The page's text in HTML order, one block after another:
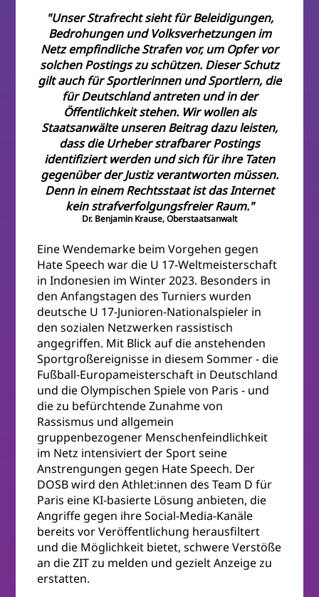
"Unser Strafrecht sieht für Beleidigungen,
Bedrohungen und Volksverhetzungen im
Netz empfindliche Strafen vor, um Opfer vor
solchen Postings zu schützen. Dieser Schutz
gilt auch für Sportlerinnen und Sportlern, die
für Deutschland antreten und in der
Öffentlichkeit stehen. Wir wollen als
Staatsanwälte unseren Beitrag dazu leisten,
dass die Urheber strafbarer Postings
identifiziert werden und sich für ihre Taten
gegenüber der Justiz verantworten müssen.
Denn in einem Rechtsstaat ist das Internet
kein strafverfolgungsfreier Raum."
Dr. Benjamin Krause, Oberstaatsanwalt
Eine Wendemarke beim Vorgehen gegen
Hate Speech war die U 17-Weltmeisterschaft
in Indonesien im Winter 2023. Besonders in
den Anfangstagen des Turniers wurden
deutsche U 17-Junioren-Nationalspieler in
den sozialen Netzwerken rassistisch
angegriffen. Mit Blick auf die anstehenden
Sportgroßereignisse in diesem Sommer - die
Fußball-Europameisterschaft in Deutschland
und die Olympischen Spiele von Paris - und
die zu befürchtende Zunahme von
Rassismus und allgemein
gruppenbezogener Menschenfeindlichkeit
im Netz intensiviert der Sport seine
Anstrengungen gegen Hate Speech. Der
DOSB wird den Athlet:innen des Team D für
Paris eine KI-basierte Lösung anbieten, die
Angriffe gegen ihre Social-Media-Kanäle
bereits vor Veröffentlichung herausfiltert
und die Möglichkeit bietet, schwere Verstöße
an die ZIT zu melden und gezielt Anzeige zu
erstatten.